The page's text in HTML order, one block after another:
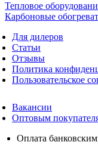
Тепловое
Карбоновые
Для дилеров
Статьи
Отзывы
Политика
Пользовательское
Вакансии
Оптовым
Оплата